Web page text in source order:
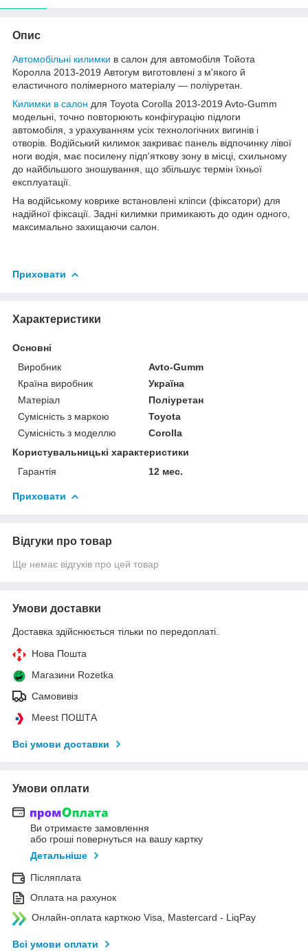
Опис
Автомобільні килимки в салон для автомобіля Тойота
Королла 2013-2019 Автогум виготовлені з м'якого й
еластичного полімерного матеріалу — поліуретан.
Килимки в салон для Toyota Corolla 2013-2019 Avto-Gumm
модельні, точно повторюють конфігурацію підлоги
автомобіля, з урахуванням усіх технологічних вигинів і
отворів. Водійський килимок закриває панель відпочинку лівої
ноги водія, має посилену підп'яткову зону в місці, схильному
до найбільшого зношування, що збільшує термін їхньої
експлуатації.
На водійському коврике встановлені кліпси (фіксатори) для
надійної фіксації. Задні килимки примикають до один одного,
максимально захищаючи салон.
Приховати
Характеристики
Основні
Виробник
Avto-Gumm
Країна виробник
Україна
Матеріал
Поліуретан
Сумісність з маркою
Toyota
Сумісність з моделлю
Corolla
Користувальницькі характеристики
Гарантія
12 мес.
Приховати
Відгуки про товар
Ще немає відгуків про цей товар
Умови доставки
Доставка здійснюється тільки по передоплаті.
Нова Пошта
Магазини Rozetka
Самовивіз
Meest ПОШТА
Всі умови доставки
Умови оплати
Ви отримаєте замовлення
або гроші повернуться на вашу картку
Детальніше
Післяплата
Оплата на рахунок
Онлайн-оплата карткою Visa, Mastercard - LiqPay
Всі умови оплати